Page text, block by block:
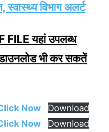
स्वास्थ्य विभाग अलर्ट
FILE यहां उपलब्ध
भी कर सकतें
Now
Download
Now
Download